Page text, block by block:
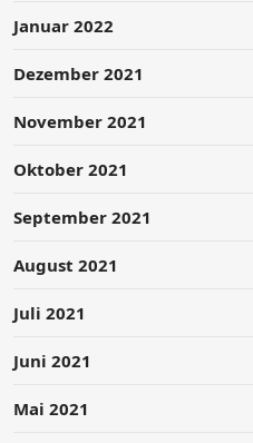
Januar 2022
Dezember 2021
November 2021
Oktober 2021
September 2021
August 2021
Juli 2021
Juni 2021
Mai 2021